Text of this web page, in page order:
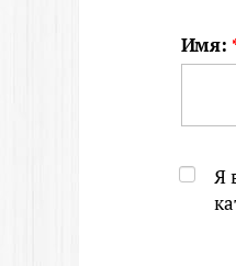
Имя:
Я